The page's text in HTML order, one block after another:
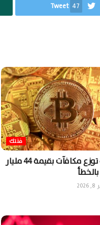
Tweet 47
فنتك
شركة توزع مكافآت بقيمة 44 مليار